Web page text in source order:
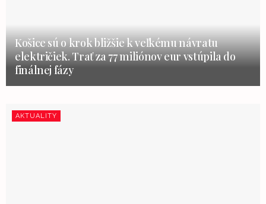
Košice sú o krok bližšie k veľkému návratu
električiek. Trať za 77 miliónov eur vstúpila do
finálnej fázy
AKTUALITY